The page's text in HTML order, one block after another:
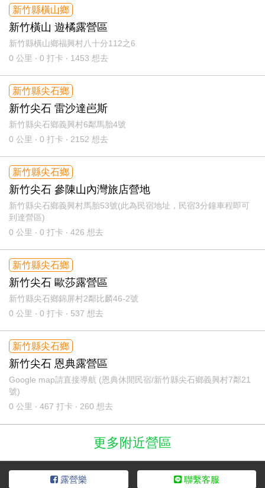
新竹縣橫山鄉
新竹橫山 遊橘露營區
新竹縣橫山鄉福興村八十分112之6
0 公里 ‧ 0 打卡 ‧ 1453 想去
新竹縣尖石鄉
新竹尖石 雷沙達岜斯
新竹縣尖石鄉義興村6鄰馬胎4號
0 公里 ‧ 0 打卡 ‧ 2152 想去
新竹縣尖石鄉
新竹尖石 參陳山內灣旅店營地
新竹縣尖石鄉義興村馬胎53號(此為民宿地址，民宿3分鐘車程即可
到達營區)
0 公里 ‧ 0 打卡 ‧ 426 想去
新竹縣尖石鄉
新竹尖石 歐莎露營區
新竹縣尖石鄉錦屏村2鄰比麟46-2號
0 公里 ‧ 0 打卡 ‧ 537 想去
新竹縣尖石鄉
新竹尖石 恩典露營區
Google map請直接導航 (恩典休閒民宿/新竹縣尖石鄉義興村7鄰21
號)
0 公里 ‧ 467 打卡 ‧ 260 想去
更多附近營區
露營樂 聯繫客服